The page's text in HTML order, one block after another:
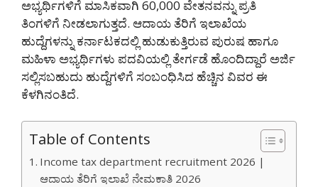
ಅಭ್ಯರ್ಥಿಗಳಿಗೆ ಮಾಸಿಕವಾಗಿ 60,000 ವೇತನವನ್ನು ಪ್ರತಿ
ತಿಂಗಳಿಗೆ ನೀಡಲಾಗುತ್ತದೆ. ಆದಾಯ ತೆರಿಗೆ ಇಲಾಖೆಯ
ಹುದ್ದೆಗಳನ್ನು ಕರ್ನಾಟಕದಲ್ಲಿ ಹುಡುಕುತ್ತಿರುವ ಪುರುಷ ಹಾಗೂ
ಮಹಿಳಾ ಅಭ್ಯರ್ಥಿಗಳು ಪದವಿಯಲ್ಲಿ ತೇರ್ಗಡೆ ಹೊಂದಿದ್ದಾರೆ ಅರ್ಜಿ
ಸಲ್ಲಿಸಬಹುದು ಹುದ್ದೆಗಳಿಗೆ ಸಂಬಂಧಿಸಿದ ಹೆಚ್ಚಿನ ವಿವರ ಈ
ಕೆಳಗಿನಂತಿದೆ.
Table of Contents
Income tax department recruitment 2026 |
ಆದಾಯ ತೆರಿಗೆ ಇಲಾಖೆ ನೇಮಕಾತಿ 2026